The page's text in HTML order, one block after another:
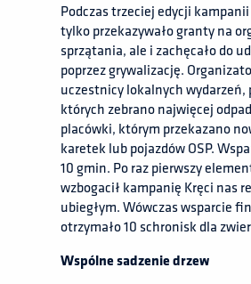
Podczas trzeciej edycji
tylko przekazywało granty na
sprzątania, ale i zachęcało do
poprzez grywalizację.
uczestnicy lokalnych wydarzeń,
których zebrano najwięcej
placówki, którym przekazano
karetek lub pojazdów OSP.
10 gmin. Po raz pierwszy
wzbogacił kampanię Kręci nas
ubiegłym. Wówczas wsparcie
otrzymało 10 schronisk dla
Wspólne sadzenie drzew